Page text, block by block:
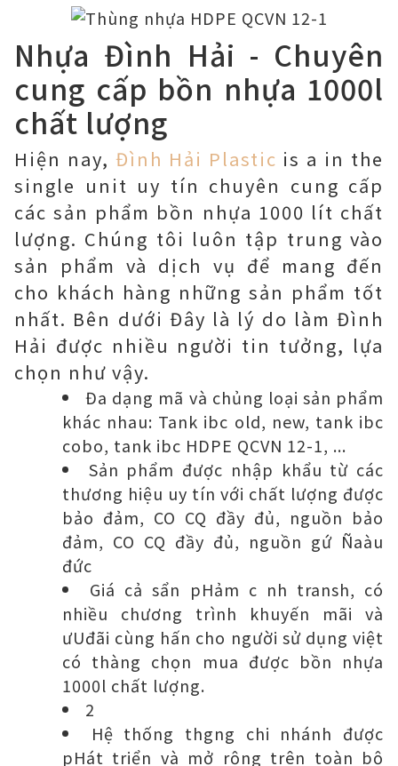
Nhựa Đình Hải - Chuyên
cung cấp bồn nhựa 1000l
chất lượng
Hiện nay, Đình Hải Plastic is a in the
single unit uy tín chuyên cung cấp
các sản phẩm bồn nhựa 1000 lít chất
lượng. Chúng tôi luôn tập trung vào
sản phẩm và dịch vụ để mang đến
cho khách hàng những sản phẩm tốt
nhất. Bên dưới Đây là lý do làm Đình
Hải được nhiều người tin tưởng, lựa
chọn như vậy.
Đa dạng mã và chủng loại sản phẩm
khác nhau: Tank ibc old, new, tank ibc
cobo, tank ibc HDPE QCVN 12-1, ...
Sản phẩm được nhập khẩu từ các
thương hiệu uy tín với chất lượng được
bảo đảm, CO CQ đầy đủ, nguồn bảo
đảm, CO CQ đầy đủ, nguồn gứ Ñaàu
đức
Giá cả sẩn pHảm c nh transh, có
nhiều chương trình khuyến mãi và
ưUđãi cùng hấn cho người sử dụng việt
có thàng chọn mua được bồn nhựa
1000l chất lượng.
2
Hệ thống thgng chi nhánh được
pHát triển và mở rộng trên toàn bộ